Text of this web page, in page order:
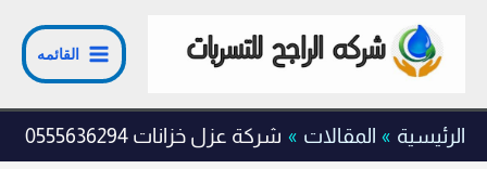
المحتوى
القائمه
الرئيسية المقالات شركة عزل خزانات 0555636294